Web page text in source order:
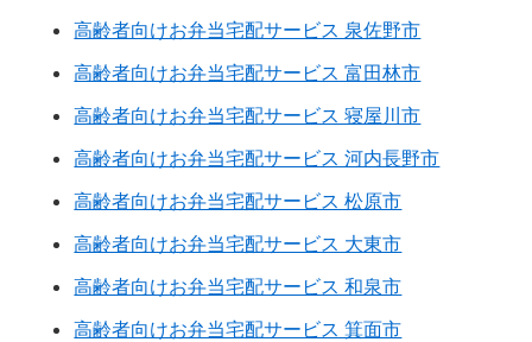
高齢者向けお弁当宅配サービス 泉佐野市
高齢者向けお弁当宅配サービス 富田林市
高齢者向けお弁当宅配サービス 寝屋川市
高齢者向けお弁当宅配サービス 河内長野市
高齢者向けお弁当宅配サービス 松原市
高齢者向けお弁当宅配サービス 大東市
高齢者向けお弁当宅配サービス 和泉市
高齢者向けお弁当宅配サービス 箕面市